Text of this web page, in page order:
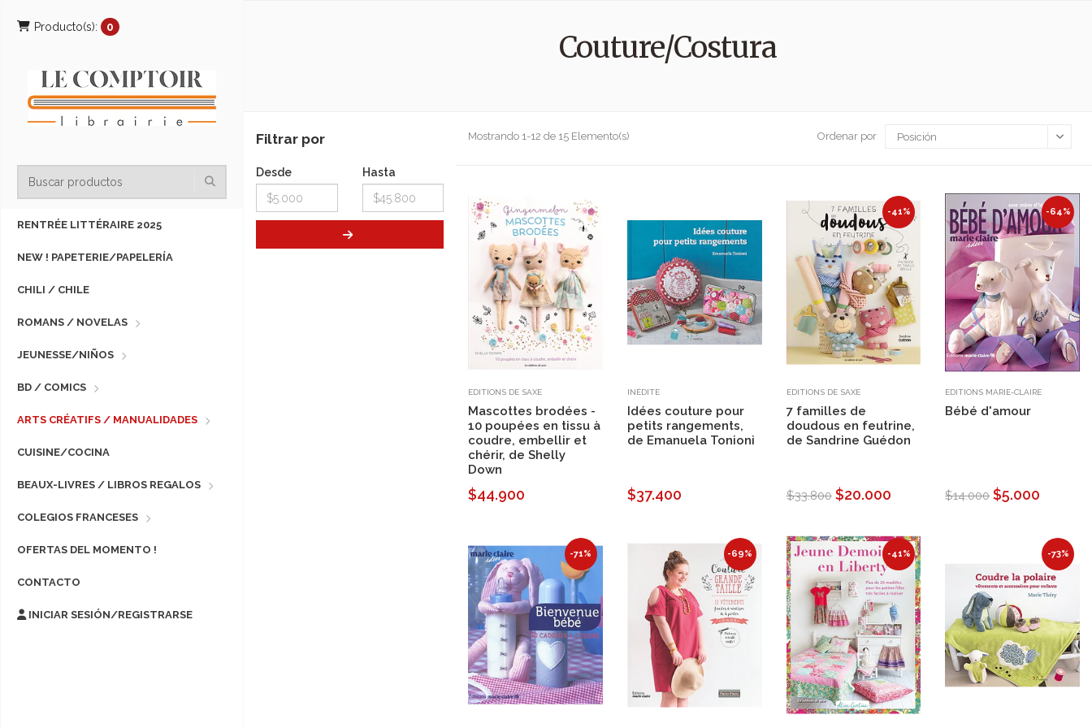
Producto(s): 0
RENTRÉE LITTÉRAIRE 2025
NEW ! PAPETERIE/PAPELERÍA
CHILI / CHILE
ROMANS / NOVELAS
JEUNESSE/NIÑOS
BD / COMICS
ARTS CRÉATIFS / MANUALIDADES
CUISINE/COCINA
BEAUX-LIVRES / LIBROS REGALOS
COLEGIOS FRANCESES
OFERTAS DEL MOMENTO !
CONTACTO
INICIAR SESIÓN/REGISTRARSE
Couture/Costura
Filtrar por
Desde Hasta
Mostrando 1-12 de 15 Elemento(s) Ordenar por
EDITIONS DE SAXE
Mascottes brodées -
10 poupées en tissu à
coudre, embellir et
chérir, de Shelly
Down
$44.900
INÉDITE
Idées couture pour
petits rangements,
de Emanuela Tonioni
$37.400
-41%
EDITIONS DE SAXE
7 familles de
doudous en feutrine,
de Sandrine Guédon
$33.800 $20.000
-64%
EDITIONS MARIE-CLAIRE
Bébé d'amour
$14.000 $5.000
-71% -69% -41% -73%